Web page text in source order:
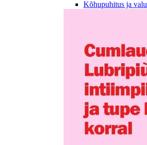
Kõhupuhitus ja valu